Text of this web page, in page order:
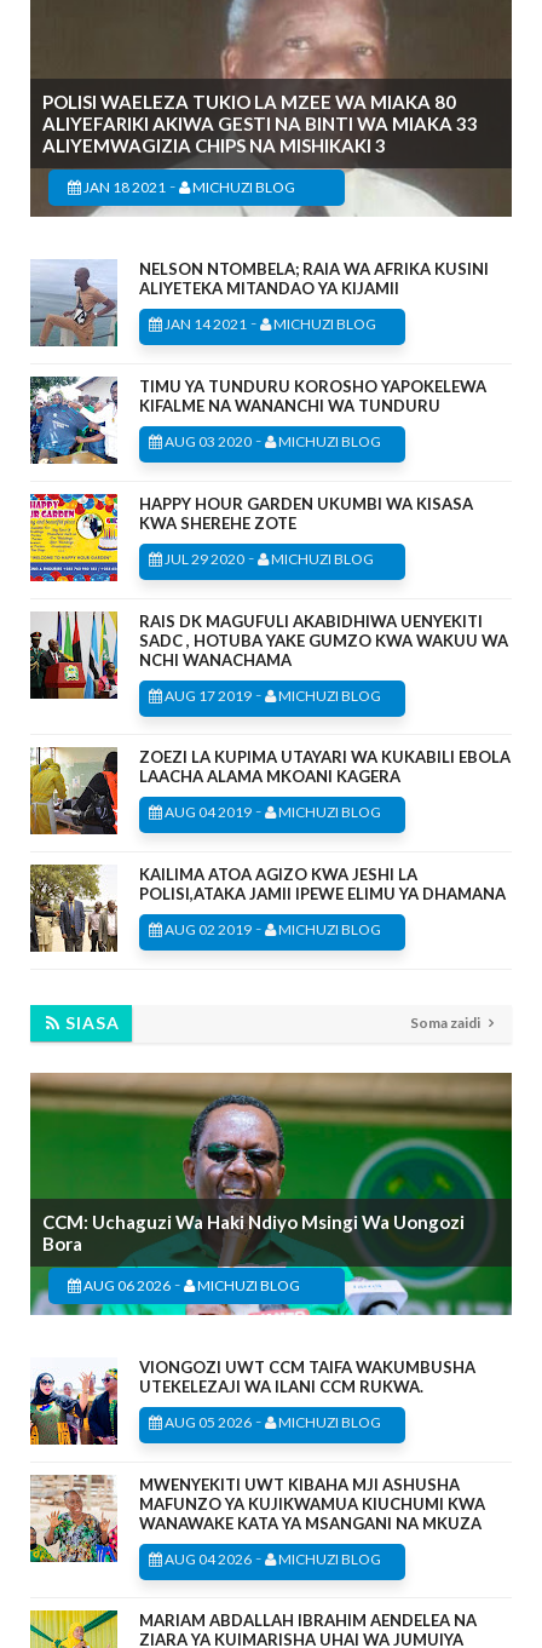
POLISI WAELEZA TUKIO LA MZEE WA MIAKA 80
ALIYEFARIKI AKIWA GESTI NA BINTI WA MIAKA 33
ALIYEMWAGIZIA CHIPS NA MISHIKAKI 3
JAN 18 2021 - MICHUZI BLOG
NELSON NTOMBELA; RAIA WA AFRIKA KUSINI
ALIYETEKA MITANDAO YA KIJAMII
JAN 14 2021 - MICHUZI BLOG
TIMU YA TUNDURU KOROSHO YAPOKELEWA
KIFALME NA WANANCHI WA TUNDURU
AUG 03 2020 - MICHUZI BLOG
HAPPY HOUR GARDEN UKUMBI WA KISASA
KWA SHEREHE ZOTE
JUL 29 2020 - MICHUZI BLOG
RAIS DK MAGUFULI AKABIDHIWA UENYEKITI
SADC , HOTUBA YAKE GUMZO KWA WAKUU WA
NCHI WANACHAMA
AUG 17 2019 - MICHUZI BLOG
ZOEZI LA KUPIMA UTAYARI WA KUKABILI EBOLA
LAACHA ALAMA MKOANI KAGERA
AUG 04 2019 - MICHUZI BLOG
KAILIMA ATOA AGIZO KWA JESHI LA
POLISI,ATAKA JAMII IPEWE ELIMU YA DHAMANA
AUG 02 2019 - MICHUZI BLOG
SIASA Soma zaidi
CCM: Uchaguzi Wa Haki Ndiyo Msingi Wa Uongozi
Bora
AUG 06 2026 - MICHUZI BLOG
VIONGOZI UWT CCM TAIFA WAKUMBUSHA
UTEKELEZAJI WA ILANI CCM RUKWA.
AUG 05 2026 - MICHUZI BLOG
MWENYEKITI UWT KIBAHA MJI ASHUSHA
MAFUNZO YA KUJIKWAMUA KIUCHUMI KWA
WANAWAKE KATA YA MSANGANI NA MKUZA
AUG 04 2026 - MICHUZI BLOG
MARIAM ABDALLAH IBRAHIM AENDELEA NA
ZIARA YA KUIMARISHA UHAI WA JUMUIYA